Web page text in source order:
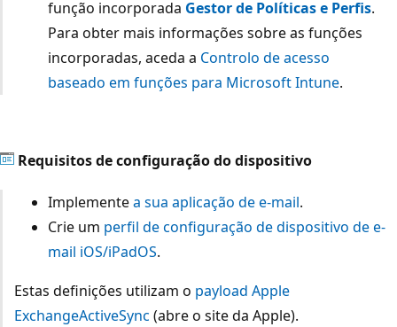
função incorporada Gestor de Políticas e Perfis.
Para obter mais informações sobre as funções
incorporadas, aceda a Controlo de acesso
baseado em funções para Microsoft Intune.
Requisitos de configuração do dispositivo
Implementea sua aplicação de e-mail.
Crie um perfil de configuração de dispositivo de e-
mail iOS/iPadOS.
Estas definições utilizam o payload Apple
ExchangeActiveSync (abre o site da Apple).